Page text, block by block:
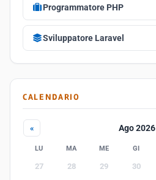
Programmatore PHP
Sviluppatore Laravel
CALENDARIO
« Ago 2026
LU MA ME GI
27 28 29 30